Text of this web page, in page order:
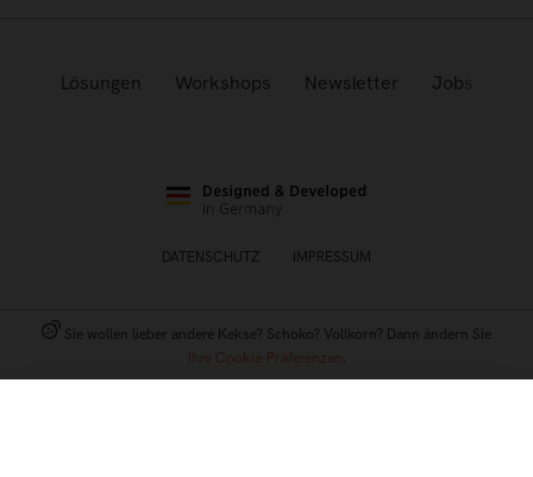
Lösungen Workshops Newsletter Jobs
DATENSCHUTZ IMPRESSUM
Sie wollen lieber andere Kekse? Schoko? Vollkorn? Dann ändern Sie
Ihre Cookie-Präferenzen .